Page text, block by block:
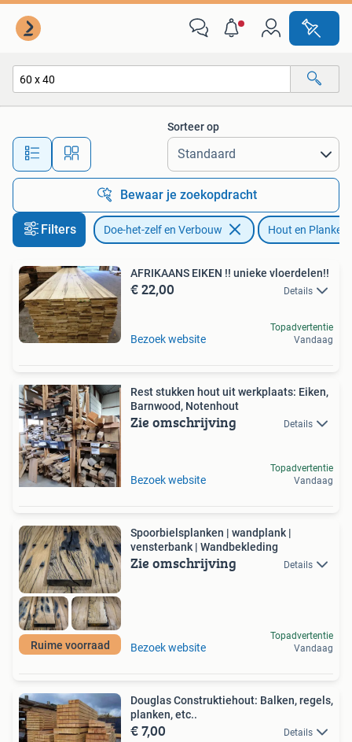
Alle afstanden…
Sorteer op
Bewaar je zoekopdracht
Filters Doe-het-zelf en Verbouw Hout en Planken
AFRIKAANS EIKEN !! unieke vloerdelen!!
€ 22,00 Details
Bezoek website
Topadvertentie
Vandaag
Rest stukken hout uit werkplaats: Eiken,
Barnwood, Notenhout
Zie omschrijving Details
Bezoek website
Topadvertentie
Vandaag
Ruime voorraad
Spoorbielsplanken | wandplank |
vensterbank | Wandbekleding
Zie omschrijving Details
Bezoek website
Topadvertentie
Vandaag
Douglas Construktiehout: Balken, regels,
planken, etc..
€ 7,00 Details